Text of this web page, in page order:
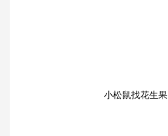
小松鼠找花生果